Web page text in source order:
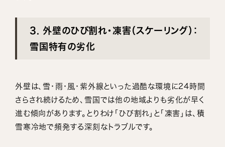
3. 外壁のひび割れ・凍害（スケーリング）：
雪国特有の劣化
外壁は、雪・雨・風・紫外線といった過酷な環境に24時間
さらされ続けるため、雪国では他の地域よりも劣化が早く
進む傾向があります。とりわけ「ひび割れ」と「凍害」は、積
雪寒冷地で頻発する深刻なトラブルです。